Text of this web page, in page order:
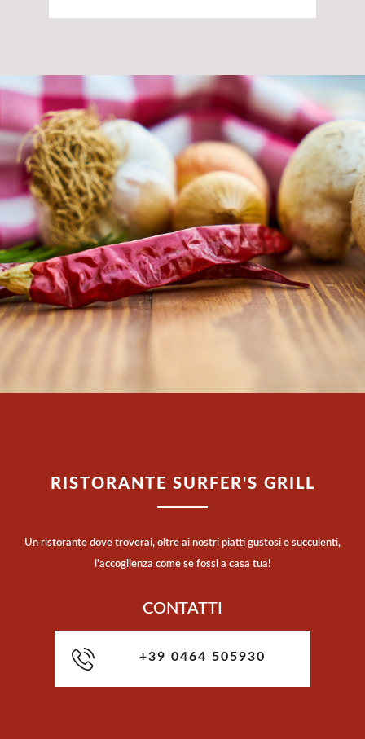
RISTORANTE SURFER'S GRILL
Un ristorante dove troverai, oltre ai nostri piatti gustosi e succulenti,
l'accoglienza come se fossi a casa tua!
CONTATTI
+39 0464 505930